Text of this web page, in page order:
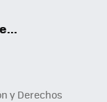
y Derechos